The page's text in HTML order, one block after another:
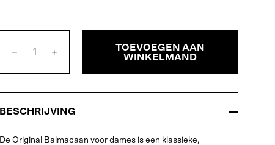
TOEVOEGEN AAN
WINKELMAND
BESCHRIJVING
De Original Balmacaan voor dames is een klassieke,